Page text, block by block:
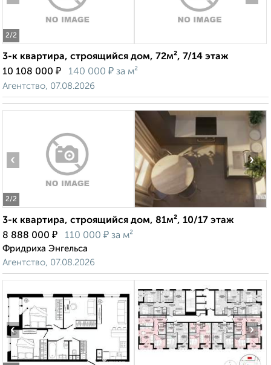
2/2
3-к квартира, строящийся дом, 72м², 7/14 этаж
10 108 000 ₽ 140 000 ₽ за м²
Агентство, 07.08.2026
2/2
‹ ›
3-к квартира, строящийся дом, 81м², 10/17 этаж
8 888 000 ₽ 110 000 ₽ за м²
Фридриха Энгельса
Агентство, 07.08.2026
‹ ›